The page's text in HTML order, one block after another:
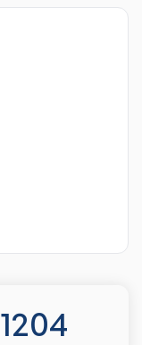
1204